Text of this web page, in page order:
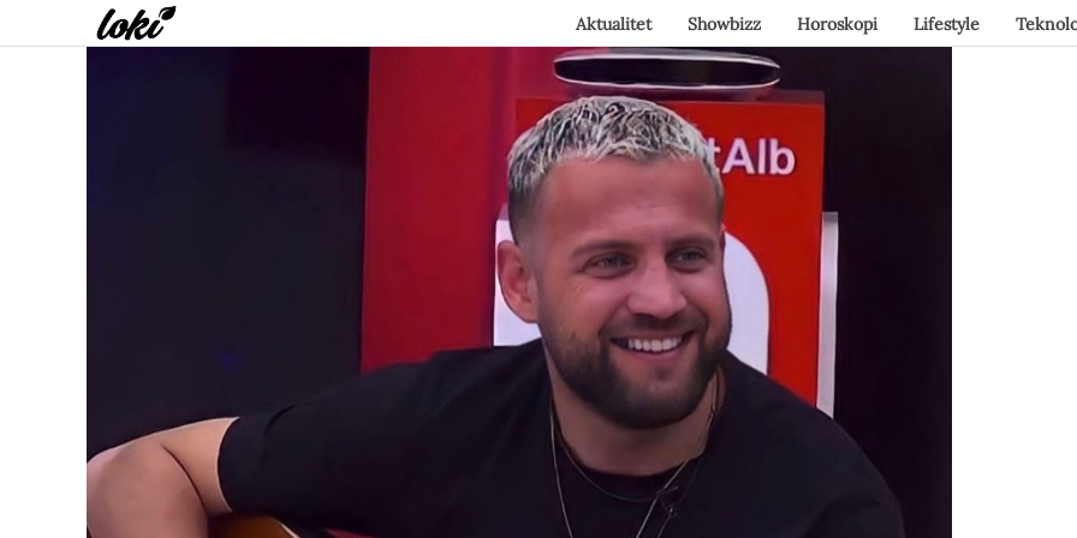
Aktualitet Showbizz Horoskopi Lifestyle